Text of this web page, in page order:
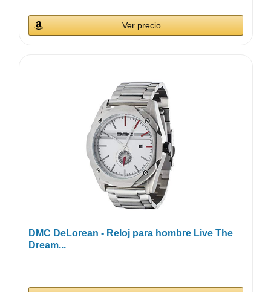
Ver precio
DMC DeLorean - Reloj para hombre Live The
Dream...